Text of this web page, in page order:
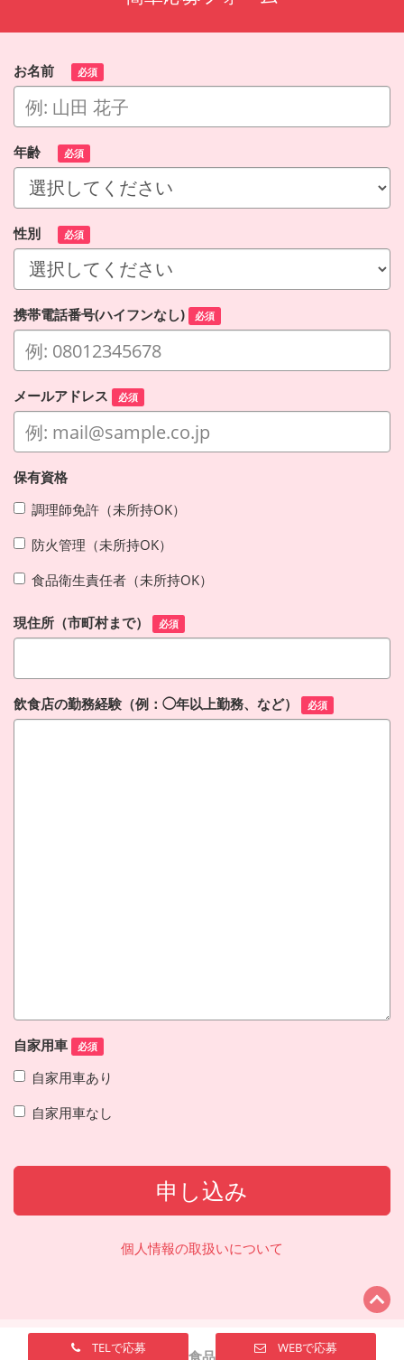
お名前 必須
年齢 必須
性別 必須
携帯電話番号(ハイフンなし) 必須
メールアドレス 必須
保有資格
調理師免許（未所持OK）
防火管理（未所持OK）
食品衛生責任者（未所持OK）
現住所（市町村まで） 必須
飲食店の勤務経験（例：◯年以上勤務、など） 必須
自家用車 必須
自家用車あり
自家用車なし
申し込み
個人情報の取扱いについて
TELで応募 WEBで応募
ナガサワ食品株式会社